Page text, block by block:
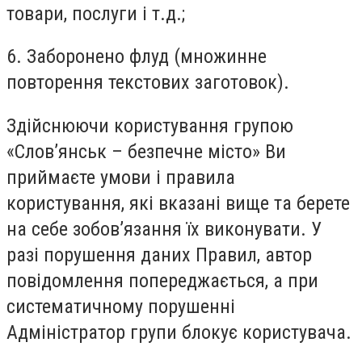
товари, послуги і т.д.;
6. Заборонено флуд (множинне
повторення текстових заготовок).
Здійснюючи користування групою
«Слов’янськ – безпечне місто» Ви
приймаєте умови і правила
користування, які вказані вище та берете
на себе зобов’язання їх виконувати. У
разі порушення даних Правил, автор
повідомлення попереджається, а при
систематичному порушенні
Адміністратор групи блокує користувача.